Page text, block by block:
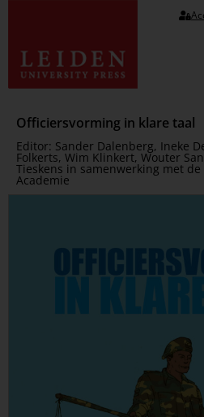
Officiersvorming in klare taal
Editor: Sander Dalenberg, Ineke
Folkerts, Wim Klinkert, Wouter
Tieskens in samenwerking met
Academie